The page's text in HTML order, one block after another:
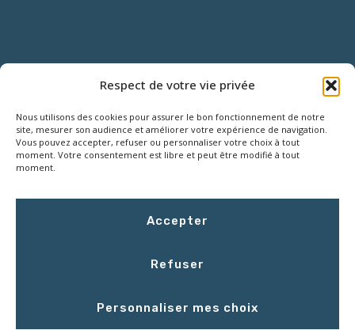
Respect de votre vie privée
Nous utilisons des cookies pour assurer le bon fonctionnement de notre
site, mesurer son audience et améliorer votre expérience de navigation.
Vous pouvez accepter, refuser ou personnaliser votre choix à tout
moment. Votre consentement est libre et peut être modifié à tout
moment.
Accepter
Refuser
Personnaliser mes choix
18 Rue Roger SALENGRO,
Z.I. des Grouëts, 41100 SAINT-OUEN
Le vendredi : 8h00 - 16h30